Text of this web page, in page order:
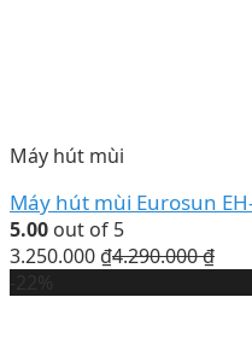
Máy hút mùi
Máy hút mùi Eurosun
5.00 out of 5
3.250.000 ₫4.290.000₫